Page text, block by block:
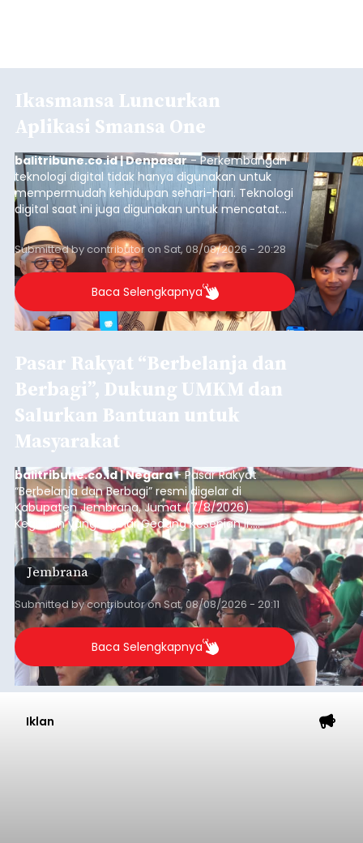
Ikasmansa Luncurkan
Aplikasi Smansa One
balitribune.co.id | Denpasar- Perkembangan
teknologi digital tidak hanya digunakan untuk
mempermudah kehidupan sehari-hari. Teknologi
digital saat ini juga digunakan untuk mencatat
dan mengelola data base alumni dari suatu
sekolah, salah satunya adalah alumni SMA 1
Denpasar.
Submitted bycontributoronSat, 08/08/2026 - 20:28
Baca Selengkapnya
Pasar Rakyat “Berbelanja dan
Berbagi”, Dukung UMKM dan
Salurkan Bantuan untuk
Masyarakat
balitribune.co.id | Negara- Pasar Rakyat
“Berbelanja dan Berbagi” resmi digelar di
Kabupaten Jembrana, Jumat (7/8/2026).
Kegiatan yang digelar Gedung Kesenian Ir.
Soekarno ini memadukan pemberdayaan
ekonomi masyarakat dengan aksi sosial tersebut
mendapat antusiasme tinggi dan mencatat nilai
transaksi mencapai Rp672.733.200.
Jembrana
Submitted bycontributoronSat, 08/08/2026 - 20:11
Baca Selengkapnya
Iklan